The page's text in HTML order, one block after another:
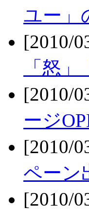
ユー」
[2010/
「怒
[2010/
ージ
[2010/
ペーン
[2010/